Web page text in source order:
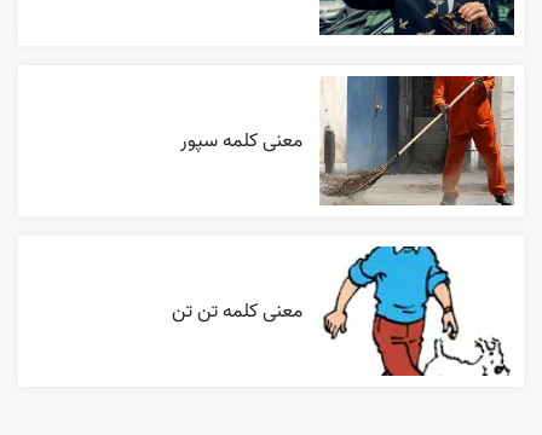
معنی کلمه سپور
معنی کلمه تن تن